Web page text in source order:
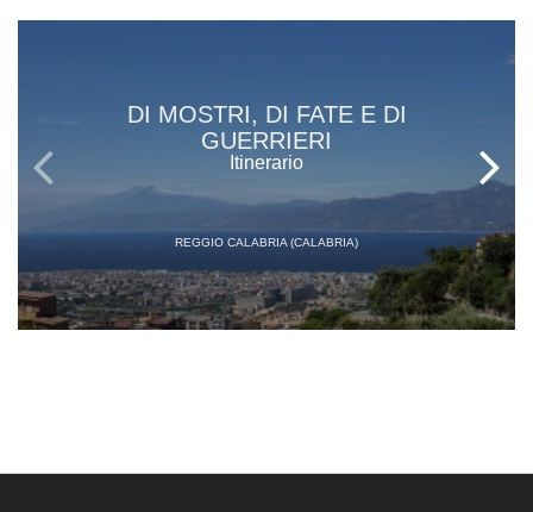
DI MOSTRI, DI FATE E DI
GUERRIERI
Itinerario
REGGIO CALABRIA (CALABRIA)